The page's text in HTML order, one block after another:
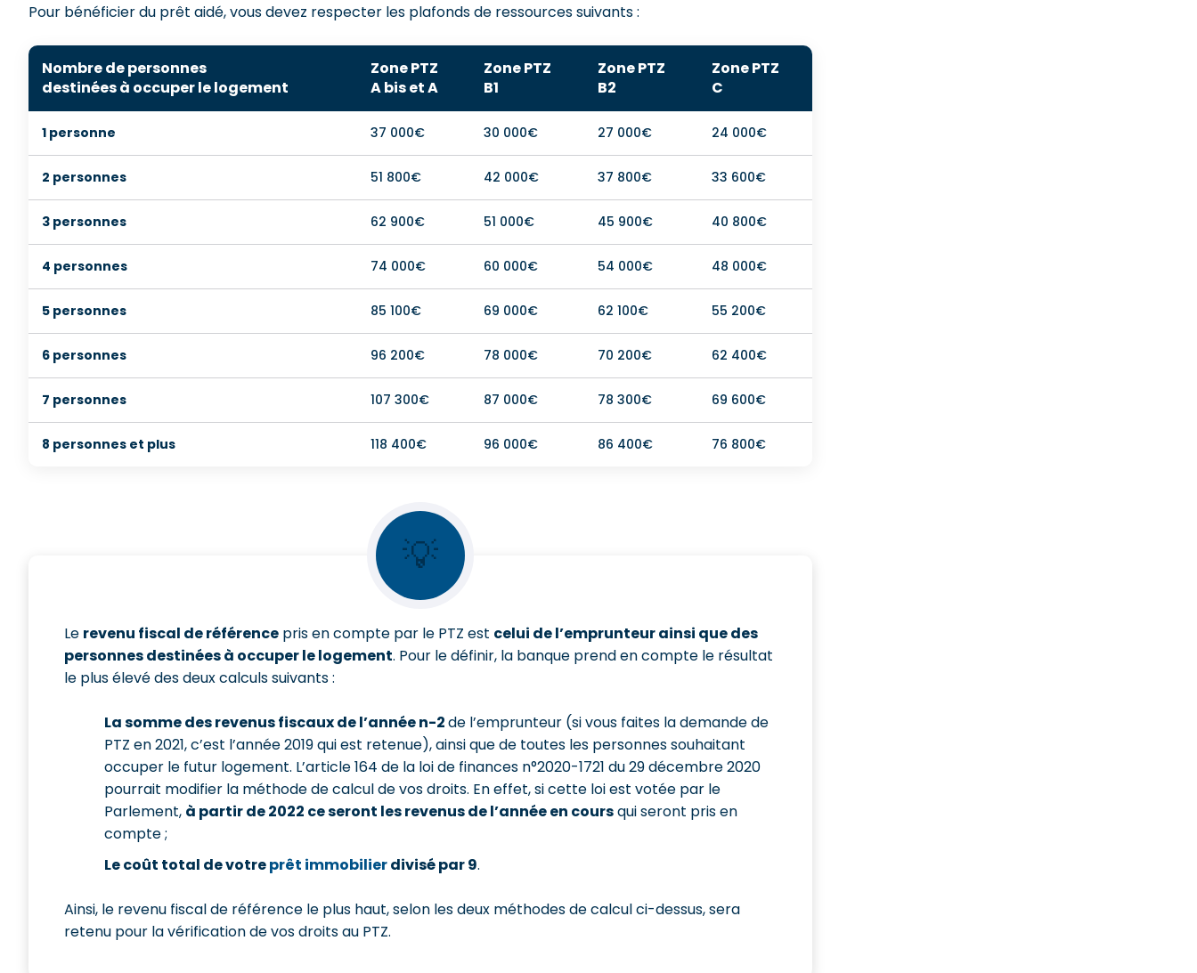
Pour bénéficier du prêt aidé, vous devez respecter les plafonds de ressources suivants :
Nombre de personnes
destinées à occuper le logement
Zone PTZ
A bis et A
Zone PTZ
B1
Zone PTZ
B2
Zone PTZ
C
1 personne 37 000€ 30 000€ 27 000€ 24 000€
2 personnes 51 800€ 42 000€ 37 800€ 33 600€
3 personnes 62 900€ 51 000€ 45 900€ 40 800€
4 personnes 74 000€ 60 000€ 54 000€ 48 000€
5 personnes 85 100€ 69 000€ 62 100€ 55 200€
6 personnes 96 200€ 78 000€ 70 200€ 62 400€
7 personnes 107 300€ 87 000€ 78 300€ 69 600€
8 personnes et plus 118 400€ 96 000€ 86 400€ 76 800€
💡
Le revenu fiscal de référence pris en compte par le PTZ est celui de l’emprunteur ainsi que des
personnes destinées à occuper le logement. Pour le définir, la banque prend en compte le résultat
le plus élevé des deux calculs suivants :
La somme des revenus fiscaux de l’année n-2de l’emprunteur (si vous faites la demande de
PTZ en 2021, c’est l’année 2019 qui est retenue), ainsi que de toutes les personnes souhaitant
occuper le futur logement. L’article 164 de la loi de finances n°2020-1721 du 29 décembre 2020
pourrait modifier la méthode de calcul de vos droits. En effet, si cette loi est votée par le
Parlement, à partir de 2022 ce seront les revenus de l’année en coursqui seront pris en
compte ;
Le coût total de votreprêt immobilierdivisé par 9.
Ainsi, le revenu fiscal de référence le plus haut, selon les deux méthodes de calcul ci-dessus, sera
retenu pour la vérification de vos droits au PTZ.